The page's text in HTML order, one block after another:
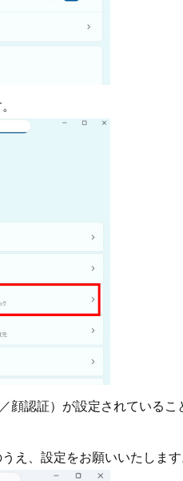
顔認証）が設定されているこ
え、設定をお願いいたします